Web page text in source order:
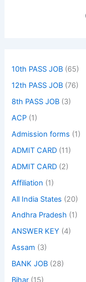
10th PASS JOB (65)
12th PASS JOB (76)
8th PASS JOB (3)
ACP (1)
Admission forms (1)
ADMIT CARD (11)
ADMIT CARD (2)
Affiliation (1)
All India States (20)
Andhra Pradesh (1)
ANSWER KEY (4)
Assam (3)
BANK JOB (28)
Bihar (15)